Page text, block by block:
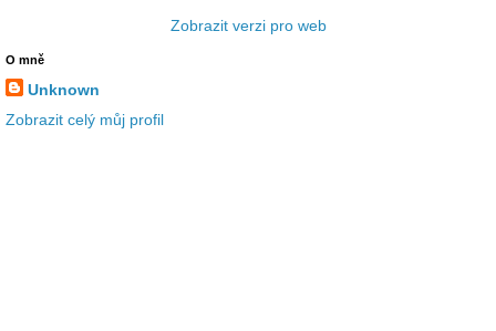
Zobrazit verzi pro web
O mně
Unknown
Zobrazit celý můj profil